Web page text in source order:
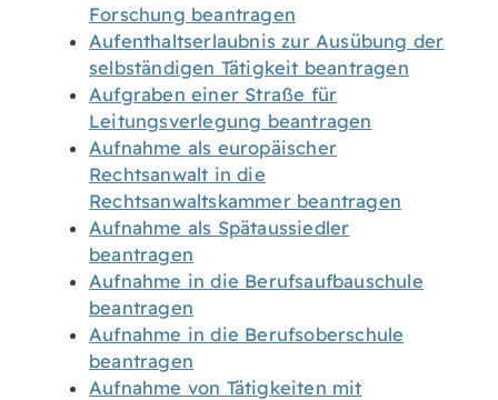
Forschung beantragen
Aufenthaltserlaubnis zur Ausübung der
selbständigen Tätigkeit beantragen
Aufgraben einer Straße für
Leitungsverlegung beantragen
Aufnahme als europäischer
Rechtsanwalt in die
Rechtsanwaltskammer beantragen
Aufnahme als Spätaussiedler
beantragen
Aufnahme in die Berufsaufbauschule
beantragen
Aufnahme in die Berufsoberschule
beantragen
Aufnahme von Tätigkeiten mit